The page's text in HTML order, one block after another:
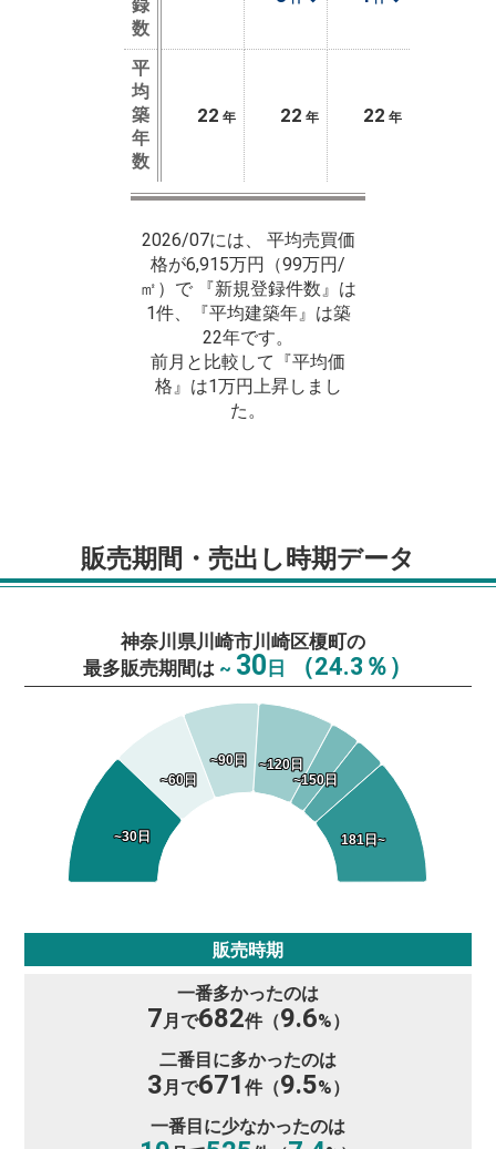
録
数
平
均
築
年
数
22 年 22 年 22 年
2026/07には、 平均売買価
格が6,915万円（99万円/
㎡）で 『新規登録件数』は
1件、『平均建築年』は築
22年です。
前月と比較して『平均価
格』は1万円上昇しまし
た。
販売期間・売出し時期データ
神奈川県川崎市川崎区榎町の
最多販売期間は ~ 30日 （24.3％）
~30日
~30日
~60日
~60日
~90日
~90日 ~120日
~120日
~150日
~150日
181日~
181日~
販売時期
一番多かったのは
7 月で682件（9.6%）
二番目に多かったのは
3 月で671 件（9.5%）
一番目に少なかったのは